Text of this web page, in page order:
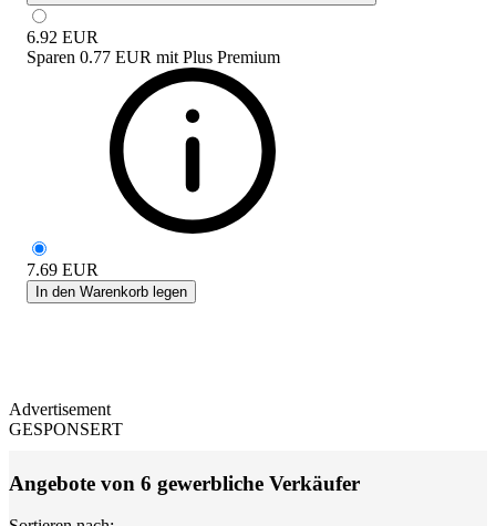
6.92 EUR
Sparen 0.77 EUR mit Plus Premium
7.69 EUR
In den Warenkorb legen
Advertisement
GESPONSERT
Angebote von 6 gewerbliche Verkäufer